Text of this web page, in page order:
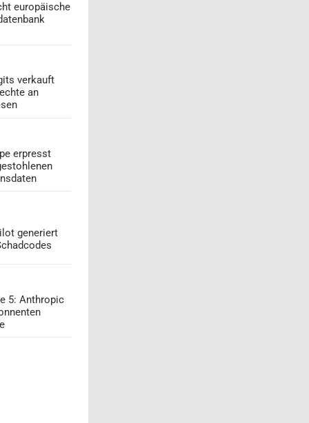
europäische
verkauft
an
erpresst
generiert
5: Anthropic